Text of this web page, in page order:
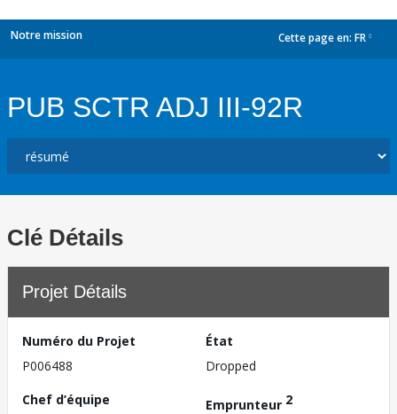
Notre mission Cette page en: FR
PUB SCTR ADJ III-92R
Clé Détails
Projet Détails
Numéro du Projet
P006488
État
Dropped
Chef d’équipe
Emprunteur 2